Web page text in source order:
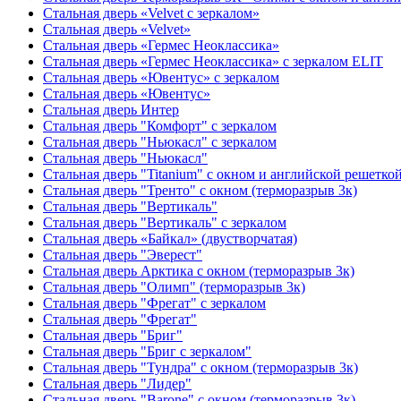
Стальная дверь «Velvet с зеркалом»
Стальная дверь «Velvet»
Стальная дверь «Гермес Неоклассика»
Стальная дверь «Гермес Неоклассика» с зеркалом ELIT
Стальная дверь «Ювентус» с зеркалом
Стальная дверь «Ювентус»
Стальная дверь Интер
Стальная дверь "Комфорт" с зеркалом
Стальная дверь "Ньюкасл" с зеркалом
Стальная дверь "Ньюкасл"
Стальная дверь "Titanium" с окном и английской
Стальная дверь "Тренто" с окном (терморазрыв 3к)
Стальная дверь "Вертикаль"
Стальная дверь "Вертикаль" с зеркалом
Стальная дверь «Байкал» (двустворчатая)
Стальная дверь "Эверест"
Стальная дверь Арктика с окном (терморазрыв 3к)
Стальная дверь "Олимп" (терморазрыв 3к)
Стальная дверь "Фрегат" с зеркалом
Стальная дверь "Фрегат"
Стальная дверь "Бриг"
Стальная дверь "Бриг с зеркалом"
Стальная дверь "Тундра" с окном (терморазрыв 3к)
Стальная дверь "Лидер"